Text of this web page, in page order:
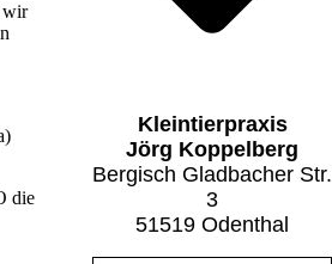
wir
die
Kleintierpraxis
Jörg Koppelberg
Bergisch Gladbacher Str.
3
51519 Odenthal